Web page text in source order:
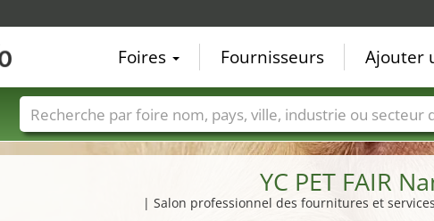
YC PET FAIR
| Salon professionnel des fournitures et
Foires Fournisseurs Ajouter
Foire noms Pays Villes Secteurs de foire